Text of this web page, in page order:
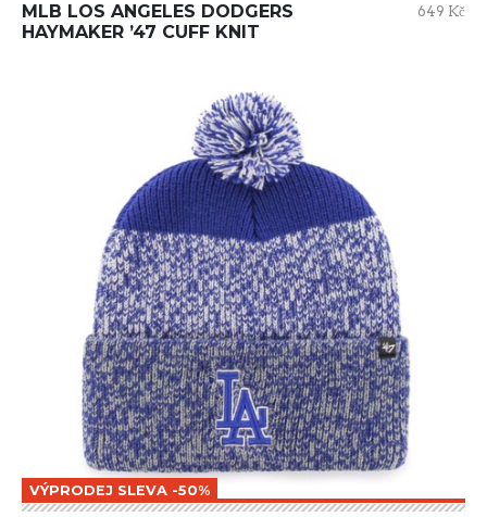
MLB LOS ANGELES DODGERS
HAYMAKER ’47 CUFF KNIT
649 Kč
VÝPRODEJ SLEVA -50%